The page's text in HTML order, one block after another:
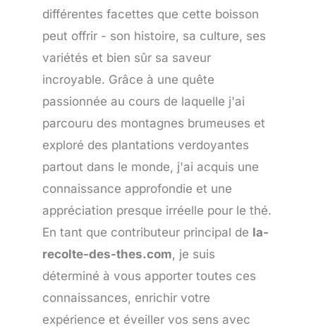
différentes facettes que cette boisson
peut offrir - son histoire, sa culture, ses
variétés et bien sûr sa saveur
incroyable. Grâce à une quête
passionnée au cours de laquelle j'ai
parcouru des montagnes brumeuses et
exploré des plantations verdoyantes
partout dans le monde, j'ai acquis une
connaissance approfondie et une
appréciation presque irréelle pour le thé.
En tant que contributeur principal de la-
recolte-des-thes.com, je suis
déterminé à vous apporter toutes ces
connaissances, enrichir votre
expérience et éveiller vos sens avec